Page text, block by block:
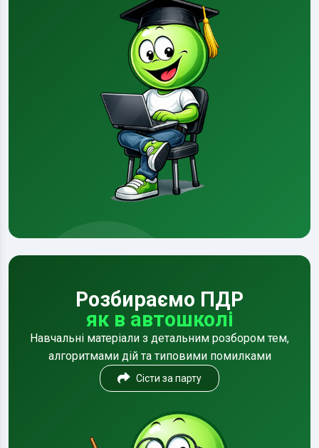
Розбираємо ПДР
як в автошколі
Навчальні матеріали з детальним розбором тем,
алгоритмами дій та типовими помилками
Сісти за парту